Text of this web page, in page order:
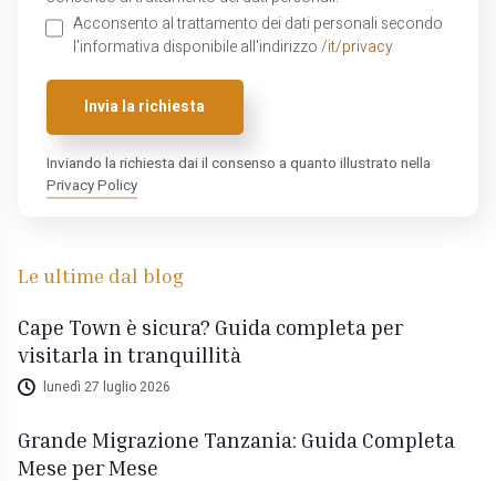
Acconsento al trattamento dei dati personali secondo
l'informativa disponibile all'indirizzo /it/privacy
Invia la richiesta
Inviando la richiesta dai il consenso a quanto illustrato nella
Privacy Policy
Le ultime dal blog
Cape Town è sicura? Guida completa per
visitarla in tranquillità
lunedì 27 luglio 2026
Grande Migrazione Tanzania: Guida Completa
Mese per Mese